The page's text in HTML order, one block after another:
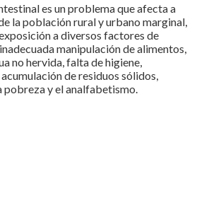
es un problema que afecta a
la población rural y urbano marginal,
a diversos factores de
manipulación de alimentos,
no hervida, falta de higiene,
de residuos sólidos,
pobreza y el analfabetismo.